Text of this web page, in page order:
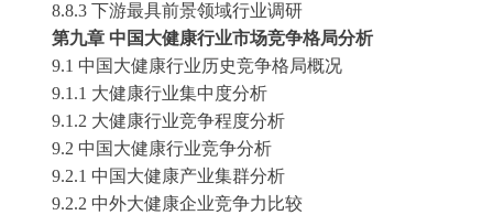
8.8.3 下游最具前景领域行业调研
第九章 中国大健康行业市场竞争格局分析
9.1 中国大健康行业历史竞争格局概况
9.1.1 大健康行业集中度分析
9.1.2 大健康行业竞争程度分析
9.2 中国大健康行业竞争分析
9.2.1 中国大健康产业集群分析
9.2.2 中外大健康企业竞争力比较